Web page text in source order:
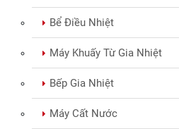
Bể Điều Nhiệt
Máy Khuấy Từ Gia Nhiệt
Bếp Gia Nhiệt
Máy Cất Nước